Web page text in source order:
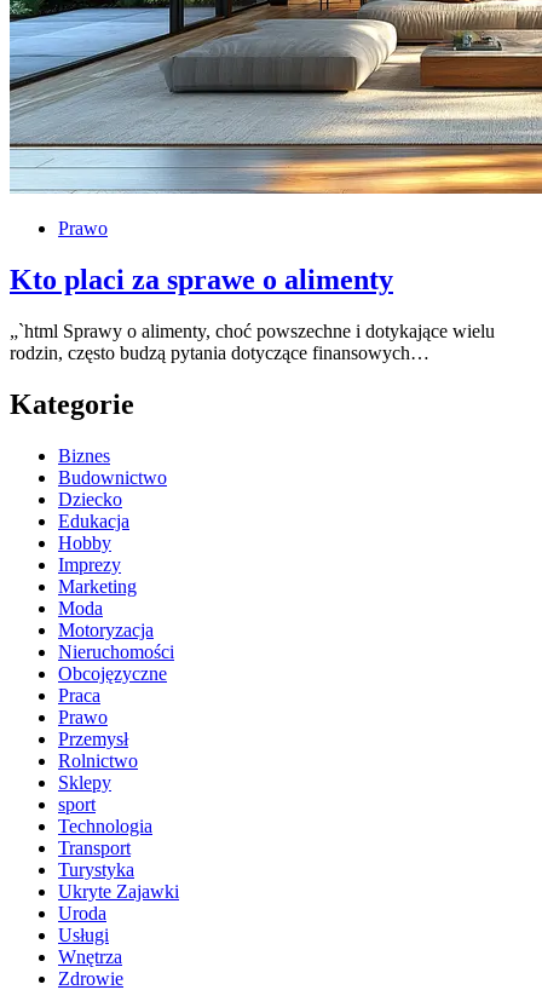
Prawo
Kto placi za sprawe o alimenty
„`html Sprawy o alimenty, choć powszechne i dotykające wielu
rodzin, często budzą pytania dotyczące finansowych…
Kategorie
Biznes
Budownictwo
Dziecko
Edukacja
Hobby
Imprezy
Marketing
Moda
Motoryzacja
Nieruchomości
Obcojęzyczne
Praca
Prawo
Przemysł
Rolnictwo
Sklepy
sport
Technologia
Transport
Turystyka
Ukryte Zajawki
Uroda
Usługi
Wnętrza
Zdrowie